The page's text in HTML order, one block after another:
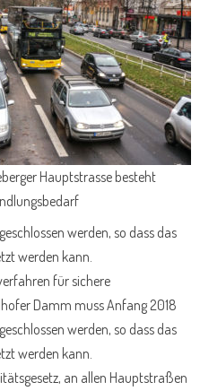
Hauptstrasse besteht
werden, so dass das
werden kann.
für sichere
Damm muss Anfang 2018
werden, so dass das
werden kann.
an allen Hauptstraßen